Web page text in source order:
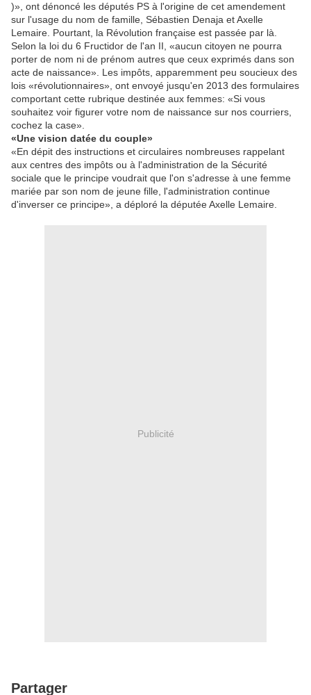
)», ont dénoncé les députés PS à l'origine de cet amendement
sur l'usage du nom de famille, Sébastien Denaja et Axelle
Lemaire. Pourtant, la Révolution française est passée par là.
Selon la loi du 6 Fructidor de l'an II, «aucun citoyen ne pourra
porter de nom ni de prénom autres que ceux exprimés dans son
acte de naissance». Les impôts, apparemment peu soucieux des
lois «révolutionnaires», ont envoyé jusqu'en 2013 des formulaires
comportant cette rubrique destinée aux femmes: «Si vous
souhaitez voir figurer votre nom de naissance sur nos courriers,
cochez la case».
«Une vision datée du couple»
«En dépit des instructions et circulaires nombreuses rappelant
aux centres des impôts ou à l'administration de la Sécurité
sociale que le principe voudrait que l'on s'adresse à une femme
mariée par son nom de jeune fille, l'administration continue
d'inverser ce principe», a déploré la députée Axelle Lemaire.
Publicité
Partager